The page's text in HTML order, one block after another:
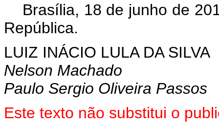
Brasília, 18 de junho de
República.
LUIZ INÁCIO LULA DA SILVA
Nelson Machado
Paulo Sergio Oliveira Passos
Este texto não substitui o